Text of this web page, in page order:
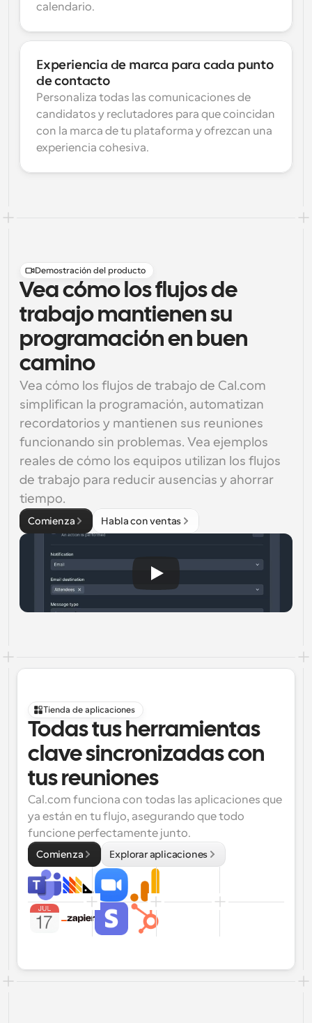
calendario.
Experiencia de marca para cada punto
de contacto
Personaliza todas las comunicaciones de
candidatos y reclutadores para que coincidan
con la marca de tu plataforma y ofrezcan una
experiencia cohesiva.
Demostración del producto
Vea cómo los flujos de
trabajo mantienen su
programación en buen
camino
Vea cómo los flujos de trabajo de Cal.com
simplifican la programación, automatizan
recordatorios y mantienen sus reuniones
funcionando sin problemas. Vea ejemplos
reales de cómo los equipos utilizan los flujos
de trabajo para reducir ausencias y ahorrar
tiempo.
Comienza Habla con ventas
Tienda de aplicaciones
Todas tus herramientas
clave sincronizadas con
tus reuniones
Cal.com funciona con todas las aplicaciones que
ya están en tu flujo, asegurando que todo
funcione perfectamente junto.
Comienza Explorar aplicaciones